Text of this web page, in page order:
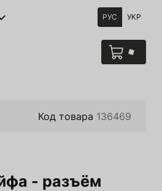
РУС УКР
Код товара 136469
- разъём